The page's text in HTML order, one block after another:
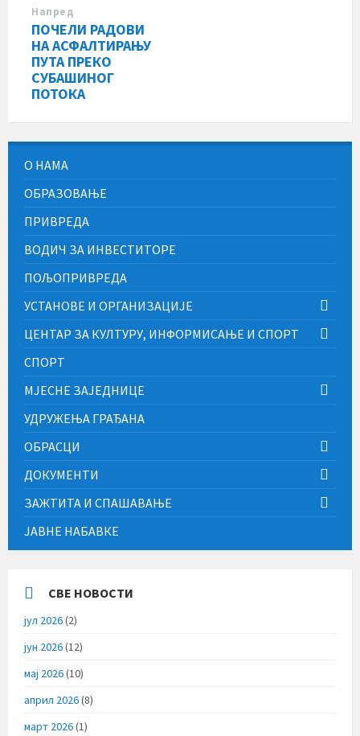
Напред
ПОЧЕЛИ РАДОВИ
НА АСФАЛТИРАЊУ
ПУТА ПРЕКО
СУБАШИНОГ
ПОТОКА
О НАМА
ОБРАЗОВАЊЕ
ПРИВРЕДА
ВОДИЧ ЗА ИНВЕСТИТОРЕ
ПОЉОПРИВРЕДА
УСТАНОВЕ И ОРГАНИЗАЦИЈЕ
ЦЕНТАР ЗА КУЛТУРУ, ИНФОРМИСАЊЕ И СПОРТ
СПОРТ
МЈЕСНЕ ЗАЈЕДНИЦЕ
УДРУЖЕЊА ГРАЂАНА
ОБРАСЦИ
ДОКУМЕНТИ
ЗАЖТИТА И СПАШАВАЊЕ
ЈАВНЕ НАБАВКЕ
СВЕ НОВОСТИ
јул 2026(2)
јун 2026(12)
мај 2026(10)
април 2026(8)
март 2026(1)